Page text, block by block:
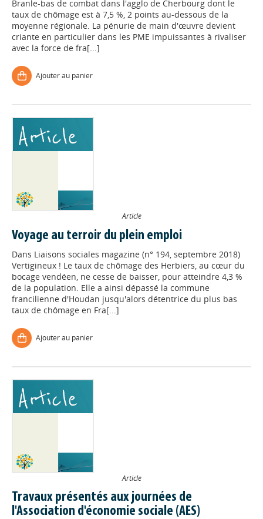
Branle-bas de combat dans l'agglo de Cherbourg dont le
taux de chômage est à 7,5 %, 2 points au-dessous de la
moyenne régionale. La pénurie de main d'œuvre devient
criante en particulier dans les PME impuissantes à rivaliser
avec la force de fra[...]
Ajouter au panier
Article
Voyage au terroir du plein emploi
Dans Liaisons sociales magazine (n° 194, septembre 2018)
Vertigineux ! Le taux de chômage des Herbiers, au cœur du
bocage vendéen, ne cesse de baisser, pour atteindre 4,3 %
de la population. Elle a ainsi dépassé la commune
francilienne d'Houdan jusqu'alors détentrice du plus bas
taux de chômage en Fra[...]
Ajouter au panier
Article
Travaux présentés aux journées de
l'Association d'économie sociale (AES)